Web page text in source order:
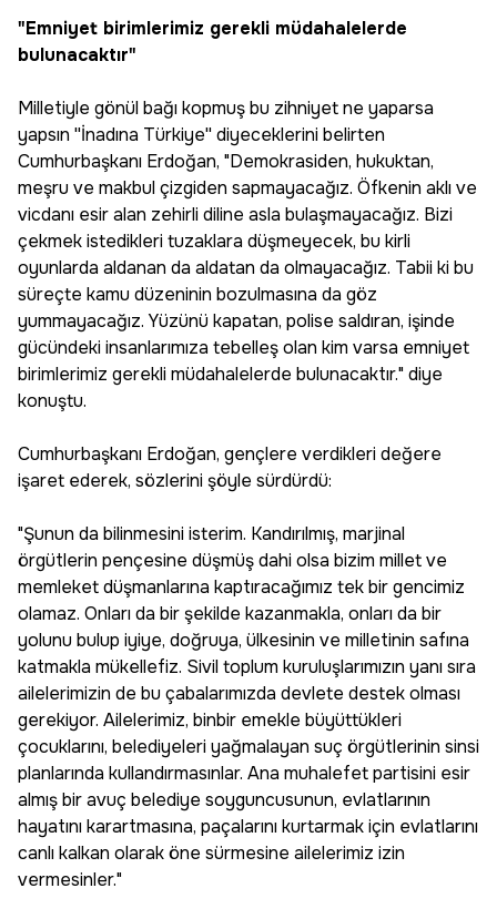
"Emniyet birimlerimiz gerekli müdahalelerde
bulunacaktır"
Milletiyle gönül bağı kopmuş bu zihniyet ne yaparsa
yapsın ''İnadına Türkiye'' diyeceklerini belirten
Cumhurbaşkanı Erdoğan, "Demokrasiden, hukuktan,
meşru ve makbul çizgiden sapmayacağız. Öfkenin aklı ve
vicdanı esir alan zehirli diline asla bulaşmayacağız. Bizi
çekmek istedikleri tuzaklara düşmeyecek, bu kirli
oyunlarda aldanan da aldatan da olmayacağız. Tabii ki bu
süreçte kamu düzeninin bozulmasına da göz
yummayacağız. Yüzünü kapatan, polise saldıran, işinde
gücündeki insanlarımıza tebelleş olan kim varsa emniyet
birimlerimiz gerekli müdahalelerde bulunacaktır." diye
konuştu.
Cumhurbaşkanı Erdoğan, gençlere verdikleri değere
işaret ederek, sözlerini şöyle sürdürdü:
"Şunun da bilinmesini isterim. Kandırılmış, marjinal
örgütlerin pençesine düşmüş dahi olsa bizim millet ve
memleket düşmanlarına kaptıracağımız tek bir gencimiz
olamaz. Onları da bir şekilde kazanmakla, onları da bir
yolunu bulup iyiye, doğruya, ülkesinin ve milletinin safına
katmakla mükellefiz. Sivil toplum kuruluşlarımızın yanı sıra
ailelerimizin de bu çabalarımızda devlete destek olması
gerekiyor. Ailelerimiz, binbir emekle büyüttükleri
çocuklarını, belediyeleri yağmalayan suç örgütlerinin sinsi
planlarında kullandırmasınlar. Ana muhalefet partisini esir
almış bir avuç belediye soyguncusunun, evlatlarının
hayatını karartmasına, paçalarını kurtarmak için evlatlarını
canlı kalkan olarak öne sürmesine ailelerimiz izin
vermesinler."